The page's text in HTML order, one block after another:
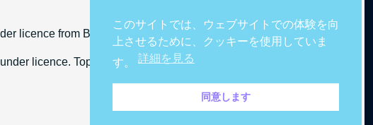
licence from BBC Studios Distribution Limited.
licence. TopGear and BBC logos © BBC.
このサイトでは、ウェブサイトでの体験を向
上させるために、クッキーを使用していま
す。 詳細を見る
同意します